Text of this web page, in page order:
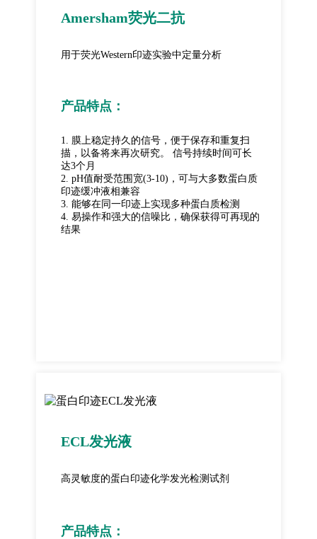
Amersham荧光二抗
用于荧光Western印迹实验中定量分析
产品特点：
1. 膜上稳定持久的信号，便于保存和重复扫
描，以备将来再次研究。 信号持续时间可长
达3个月
2. pH值耐受范围宽(3-10)，可与大多数蛋白质
印迹缓冲液相兼容
3. 能够在同一印迹上实现多种蛋白质检测
4. 易操作和强大的信噪比，确保获得可再现的
结果
ECL发光液
高灵敏度的蛋白印迹化学发光检测试剂
产品特点：